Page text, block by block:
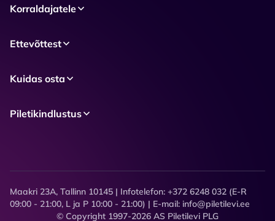
Korraldajatele
Ettevõttest
Kuidas osta
Piletikindlustus
Maakri 23A, Tallinn 10145 | Infotelefon: +372 6248 032 (E-R
09:00 - 21:00, L ja P 10:00 - 21:00) | E-mail: info@piletilevi.ee
© Copyright 1997-2026 AS Piletilevi PLG